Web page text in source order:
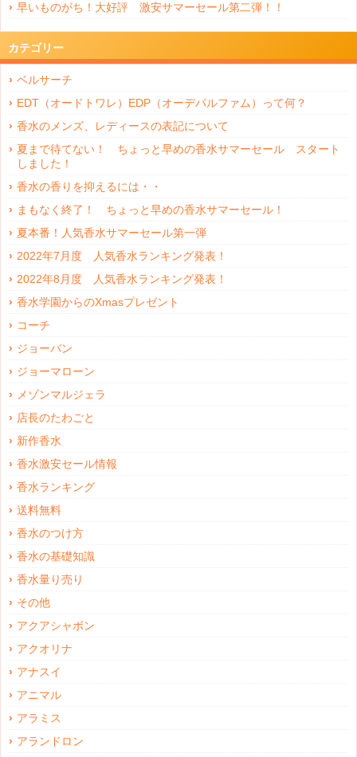
早いものがち！大好評 激安サマーセール第二弾！！
カテゴリー
ベルサーチ
EDT（オードトワレ）EDP（オーデパルファム）って何？
香水のメンズ、レディースの表記について
夏まで待てない！ ちょっと早めの香水サマーセール スタート
しました！
香水の香りを抑えるには・・
まもなく終了！ ちょっと早めの香水サマーセール！
夏本番！人気香水サマーセール第一弾
2022年7月度 人気香水ランキング発表！
2022年8月度 人気香水ランキング発表！
香水学園からのXmasプレゼント
コーチ
ジョーバン
ジョーマローン
メゾンマルジェラ
店長のたわごと
新作香水
香水激安セール情報
香水ランキング
送料無料
香水のつけ方
香水の基礎知識
香水量り売り
その他
アクアシャボン
アクオリナ
アナスイ
アニマル
アラミス
アランドロン